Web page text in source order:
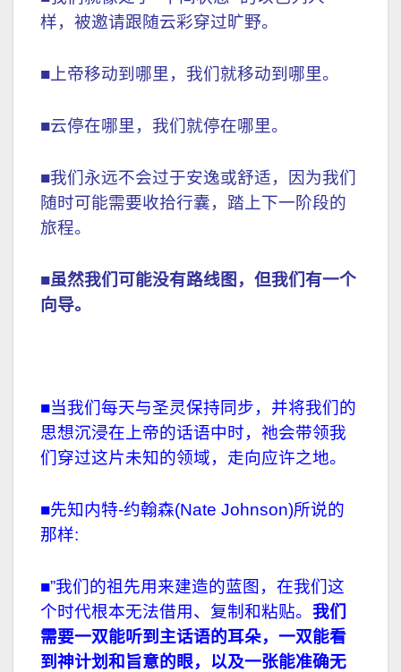
样，被邀请跟随云彩穿过旷野。
■上帝移动到哪里，我们就移动到哪里。
■云停在哪里，我们就停在哪里。
■我们永远不会过于安逸或舒适，因为我们
随时可能需要收拾行囊，踏上下一阶段的
旅程。
■虽然我们可能没有路线图，但我们有一个
向导。
■当我们每天与圣灵保持同步，并将我们的
思想沉浸在上帝的话语中时，祂会带领我
们穿过这片未知的领域，走向应许之地。
■先知内特-约翰森(Nate Johnson)所说的
那样:
■”我们的祖先用来建造的蓝图，在我们这
个时代根本无法借用、复制和粘贴。 我们
需要一双能听到主话语的耳朵，一双能看
到神计划和旨意的眼，以及一张能准确无